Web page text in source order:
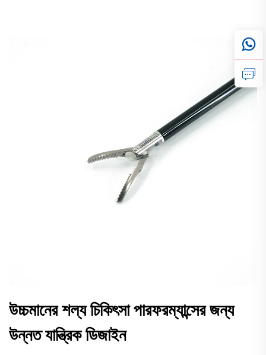
উচ্চমানের শল্য চিকিৎসা পারফরম্যান্সের জন্য
উন্নত যান্ত্রিক ডিজাইন